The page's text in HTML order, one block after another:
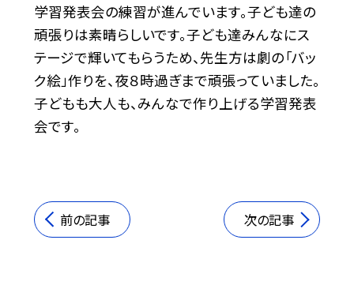
学習発表会の練習が進んでいます。子ども達の
頑張りは素晴らしいです。子ども達みんなにス
テージで輝いてもらうため、先生方は劇の「バッ
ク絵」作りを、夜８時過ぎまで頑張っていました。
子どもも大人も、みんなで作り上げる学習発表
会です。
前の記事 次の記事